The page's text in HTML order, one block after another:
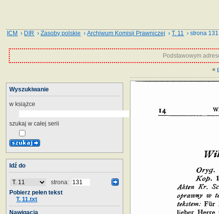
ICM › DIR ›Zasoby polskie ›Archiwum Komisji Prawniczej ›T. 11 › strona 131
Podstawowym
«
Wyszukiwanie
w książce
szukaj w całej serii
Idź do
strona:
Pobierz pełen tekst
T. 11.txt
Nawigacja